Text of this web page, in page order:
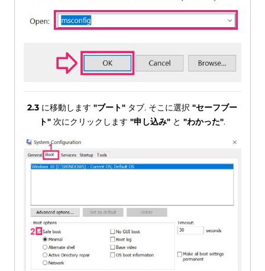
2.3 に移動します"ブート" タブ. そこに選択"セーフブー
ト" 次にクリックします"申し込み" と"わかった".